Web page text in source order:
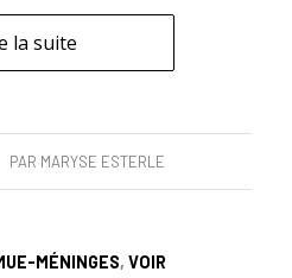
la suite
PAR MARYSE ESTERLE
MÉNINGES, VOIR